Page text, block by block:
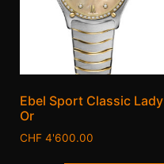
Ebel Sport Classic Lady
Or
CHF 4'600.00